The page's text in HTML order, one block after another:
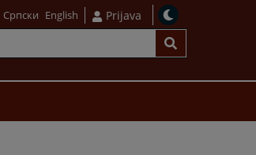
Српски English Prijava